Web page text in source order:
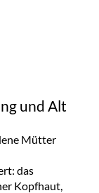
und Alt
Mütter
das
Kopfhaut,